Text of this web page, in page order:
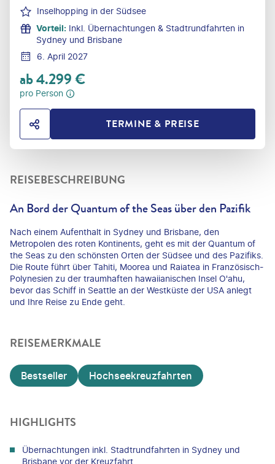
Inselhopping in der Südsee
Vorteil: Inkl. Übernachtungen & Stadtrundfahrten in
Sydney und Brisbane
6. April 2027
ab4.299€
pro Person
HOTEL TEILENTERMINE & PREISE
REISEBESCHREIBUNG
An Bord der Quantum of the Seas über den Pazifik
Nach einem Aufenthalt in Sydney und Brisbane, den
Metropolen des roten Kontinents, geht es mit der Quantum of
the Seas zu den schönsten Orten der Südsee und des Pazifiks.
Die Route führt über Tahiti, Moorea und Raiatea in Französisch-
Polynesien zu der traumhaften hawaiianischen Insel O'ahu,
bevor das Schiff in Seattle an der Westküste der USA anlegt
und Ihre Reise zu Ende geht.
REISEMERKMALE
Bestseller Hochseekreuzfahrten
HIGHLIGHTS
Übernachtungen inkl. Stadtrundfahrten in Sydney und
Brisbane vor der Kreuzfahrt